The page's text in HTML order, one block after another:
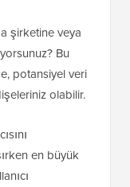
şirketine veya
Bu
potansiyel veri
olabilir.
en büyük